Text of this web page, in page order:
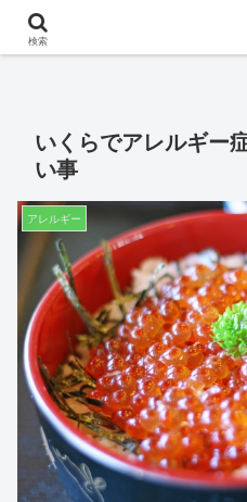
※このサイトはアフィリエイト
いくらでアレルギ
い事
アレルギー
検索